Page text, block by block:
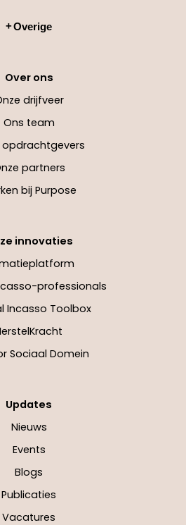
Overige
Over ons
drijfveer
Ons team
opdrachtgevers
partners
bij Purpose
innovaties
professionals
Incasso Toolbox
Sociaal Domein
Updates
Nieuws
Events
Blogs
Publicaties
Vacatures